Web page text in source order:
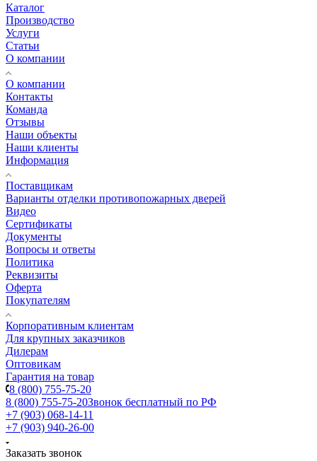
Каталог
Производство
Услуги
Статьи
О компании
О компании
Контакты
Команда
Отзывы
Наши объекты
Наши клиенты
Информация
Поставщикам
Варианты отделки противопожарных дверей
Видео
Сертификаты
Документы
Вопросы и ответы
Политика
Реквизиты
Оферта
Покупателям
Корпоративным клиентам
Для крупных заказчиков
Дилерам
Оптовикам
Гарантия на товар
8 (800) 755-75-20
8 (800) 755-75-20Звонок бесплатный по РФ
+7 (903) 068-14-11
+7 (903) 940-26-00
Заказать звонок